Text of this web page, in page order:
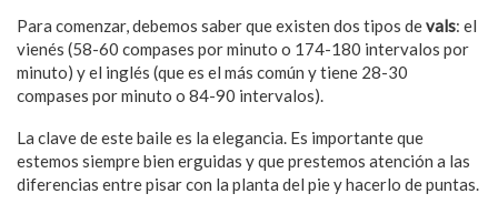
Para comenzar, debemos saber que existen dos tipos devals: el
vienés (58-60 compases por minuto o 174-180 intervalos por
minuto) y el inglés (que es el más común y tiene 28-30
compases por minuto o 84-90 intervalos).
La clave de este baile es la elegancia. Es importante que
estemos siempre bien erguidas y que prestemos atención a las
diferencias entre pisar con la planta del pie y hacerlo de puntas.